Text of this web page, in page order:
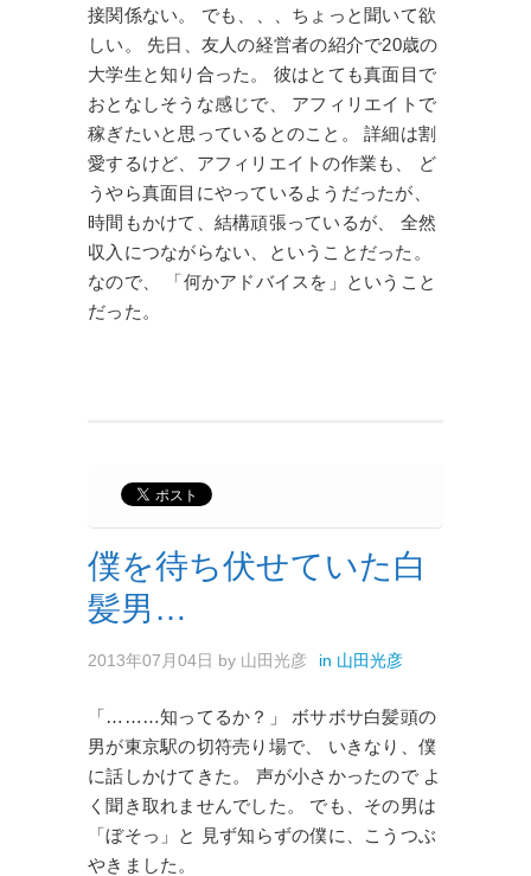
接関係ない。 でも、、、ちょっと聞いて欲
しい。 先日、友人の経営者の紹介で20歳の
大学生と知り合った。 彼はとても真面目で
おとなしそうな感じで、 アフィリエイトで
稼ぎたいと思っているとのこと。 詳細は割
愛するけど、アフィリエイトの作業も、 ど
うやら真面目にやっているようだったが、
時間もかけて、結構頑張っているが、 全然
収入につながらない、ということだった。
なので、 「何かアドバイスを」ということ
だった。
僕を待ち伏せていた白
髪男…
2013年07月04日 by 山田光彦 in 山田光彦
「………知ってるか？」 ボサボサ白髪頭の
男が東京駅の切符売り場で、 いきなり、僕
に話しかけてきた。 声が小さかったので よ
く聞き取れませんでした。 でも、その男は
「ぼそっ」と 見ず知らずの僕に、こうつぶ
やきました。